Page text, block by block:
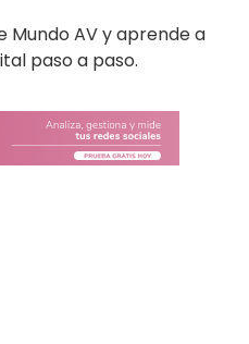
Mundo AV y aprende a
paso a paso.